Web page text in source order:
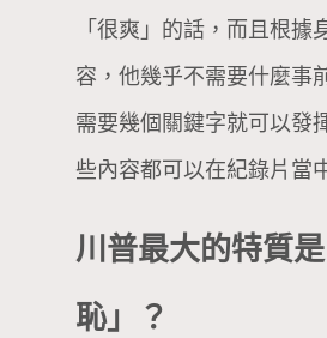
「很爽」的話，而且根據
容，他幾乎不需要什麼事
需要幾個關鍵字就可以發
些內容都可以在紀錄片當
川普最大的特質
恥」？